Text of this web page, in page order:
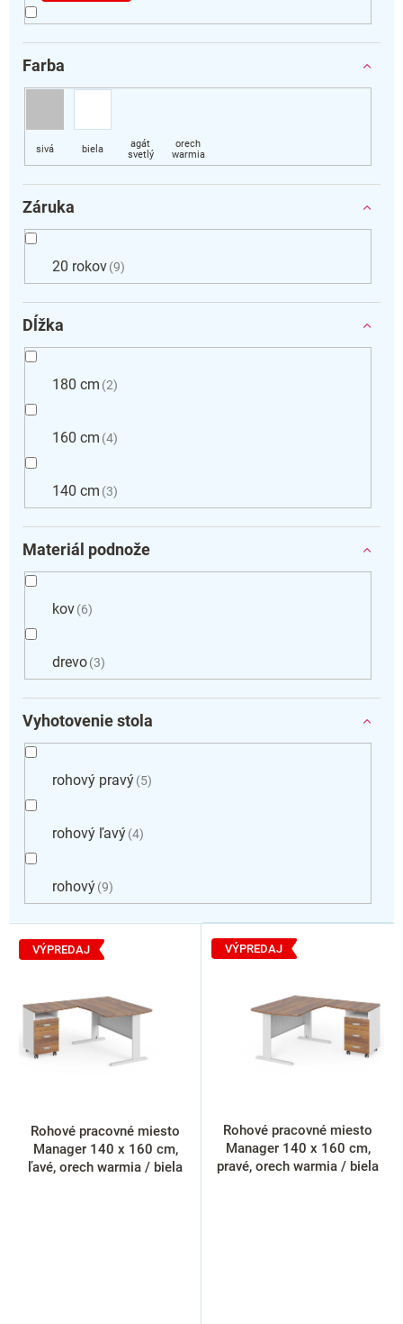
Farba
Záruka
20 rokov 9
Dĺžka
180 cm 2
160 cm 4
140 cm 3
Materiál podnože
kov 6
drevo 3
Vyhotovenie stola
rohový pravý 5
rohový ľavý 4
rohový 9
V
VÝPREDAJ
Rohové pracovné miesto
Manager 140 x 160 cm,
ľavé, orech warmia / biela
VÝPREDAJ
Rohové pracovné miesto
Manager 140 x 160 cm,
pravé, orech warmia / biela